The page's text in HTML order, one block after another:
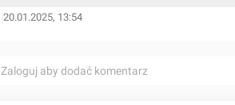
20.01.2025, 13:54
Zaloguj aby dodać komentarz